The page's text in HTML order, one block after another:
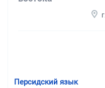
Персидский язык